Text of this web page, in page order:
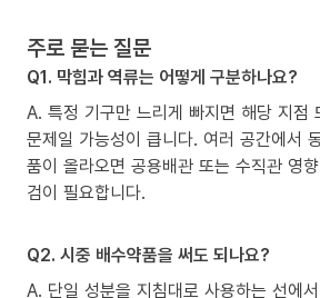
주로 묻는 질문
Q1. 막힘과 역류는 어떻게 구분하나요?
A. 특정 기구만 느리게 빠지면 해당 지점
문제일 가능성이 큽니다. 여러 공간에서
품이 올라오면 공용배관 또는 수직관 영
검이 필요합니다.
Q2. 시중 배수약품을 써도 되나요?
A. 단일 성분을 지침대로 사용하는 선에